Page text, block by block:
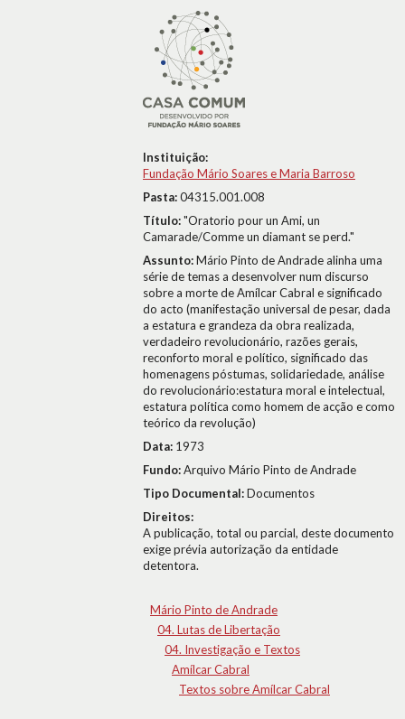
Instituição:
Fundação Mário Soares e Maria Barroso
Pasta:04315.001.008
Título:"Oratorio pour un Ami, un
Camarade/Comme un diamant se perd."
Assunto:Mário Pinto de Andrade alinha uma
série de temas a desenvolver num discurso
sobre a morte de Amílcar Cabral e significado
do acto (manifestação universal de pesar, dada
a estatura e grandeza da obra realizada,
verdadeiro revolucionário, razões gerais,
reconforto moral e político, significado das
homenagens póstumas, solidariedade, análise
do revolucionário:estatura moral e intelectual,
estatura política como homem de acção e como
teórico da revolução)
Data: 1973
Fundo:Arquivo Mário Pinto de Andrade
Tipo Documental:Documentos
Direitos:
A publicação, total ou parcial, deste documento
exige prévia autorização da entidade
detentora.
Mário Pinto de Andrade
04. Lutas de Libertação
04. Investigação e Textos
Amílcar Cabral
Textos sobre Amílcar Cabral